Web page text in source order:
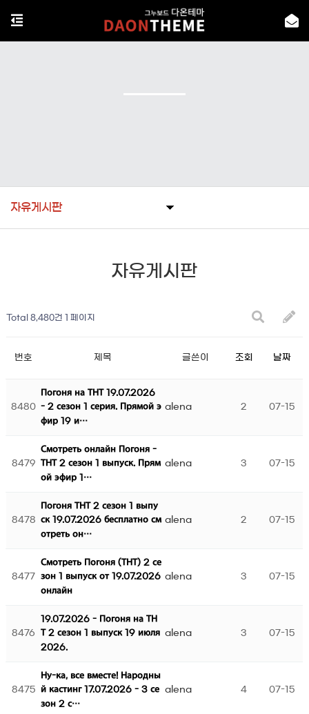
자유게시판
자유게시판
Total 8,480건 1 페이지
번호 제목 글쓴이 조회 날짜
8480
Погоня на ТНТ 19.07.2026
- 2 сезон 1 серия. Прямой э
фир 19 и…
alena 2 07-15
8479
Смотреть онлайн Погоня -
ТНТ 2 сезон 1 выпуск. Прям
ой эфир 1…
alena 3 07-15
8478
Погоня ТНТ 2 сезон 1 выпу
ск 19.07.2026 бесплатно см
отреть он…
alena 2 07-15
8477
Смотреть Погоня (ТНТ) 2 се
зон 1 выпуск от 19.07.2026
онлайн
alena 3 07-15
8476
19.07.2026 - Погоня на ТН
Т 2 сезон 1 выпуск 19 июля
2026.
alena 3 07-15
8475
Ну-ка, все вместе! Народны
й кастинг 17.07.2026 - 3 се
зон 2 с…
alena 4 07-15